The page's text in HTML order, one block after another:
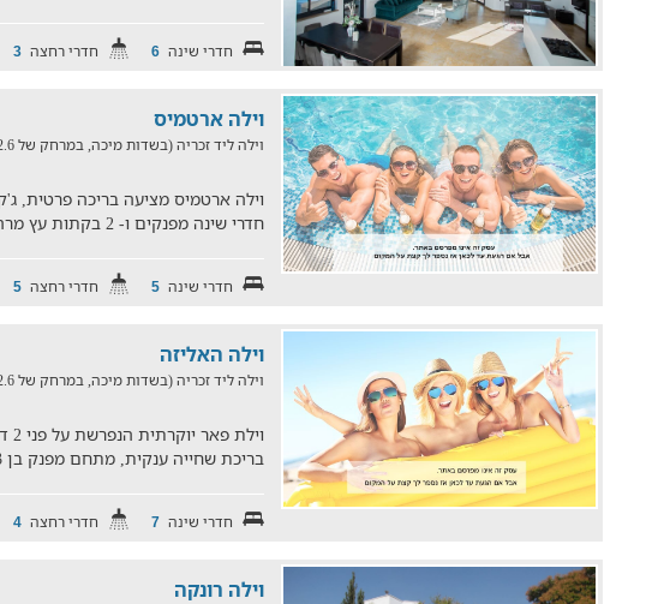
חדרי שינה 6 חדרי רחצה 3
וילה ארטמיס
וילה ליד זכריה (בשדות מיכה, במרחק של 2.6 ק"מ)
חדרי שינה מפנקים ו- 2 בקתות עץ מרהיבות. הוילה משמשת בנוסף
חדרי שינה 5 חדרי רחצה 5
וילה האליזה
וילה ליד זכריה (בשדות מיכה, במרחק של 2.6 ק"מ)
בריכת שחייה ענקית, מתחם מפנק בן 3 קומות המעוצב בצורת טירה וש
חדרי שינה 7 חדרי רחצה 4
וילה רונקה